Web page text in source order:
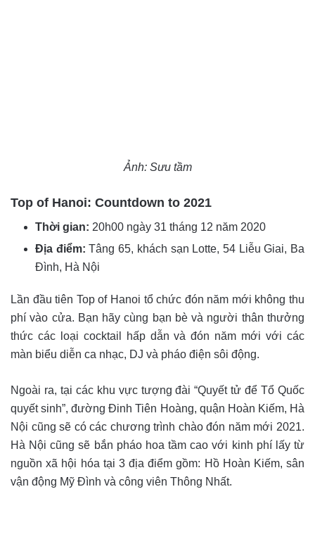
Ảnh: Sưu tầm
Top of Hanoi: Countdown to 2021
Thời gian: 20h00 ngày 31 tháng 12 năm 2020
Địa điểm: Tâng 65, khách sạn Lotte, 54 Liễu Giai, Ba
Đình, Hà Nội
Lần đầu tiên Top of Hanoi tổ chức đón năm mới không thu
phí vào cửa. Bạn hãy cùng bạn bè và người thân thưởng
thức các loại cocktail hấp dẫn và đón năm mới với các
màn biểu diễn ca nhạc, DJ và pháo điện sôi động.
Ngoài ra, tại các khu vực tượng đài “Quyết tử để Tổ Quốc
quyết sinh”, đường Đinh Tiên Hoàng, quận Hoàn Kiếm, Hà
Nội cũng sẽ có các chương trình chào đón năm mới 2021.
Hà Nội cũng sẽ bắn pháo hoa tầm cao với kinh phí lấy từ
nguồn xã hội hóa tại 3 địa điểm gồm: Hồ Hoàn Kiếm, sân
vận động Mỹ Đình và công viên Thông Nhất.